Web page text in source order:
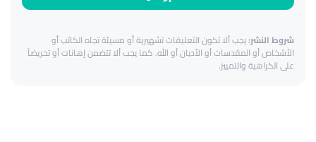
شروط النشر:يجب ألا تكون التعليقات تشهيرية أو مسيئة تجاه الكاتب أو
الأشخاص أو المقدسات أو الأديان أو الله. كما يجب ألا تتضمن إهانات أو تحريضاً
على الكراهية والتمييز.